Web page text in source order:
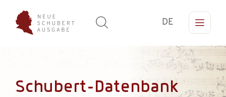
DE
Schubert-Datenbank